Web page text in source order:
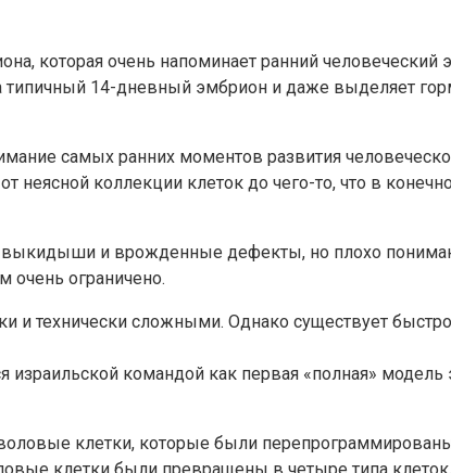
которая очень напоминает ранний
типичный 14-дневный эмбрион и даже выделяет
самых ранних моментов развития
неясной коллекции клеток до чего-то, что в
выкидыши и врожденные дефекты, но плохо
очень ограничено.
и технически сложными. Однако существует
израильской командой как первая «полная»
клетки, которые были